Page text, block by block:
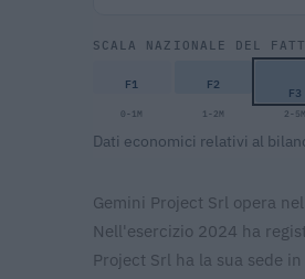
SCALA NAZIONALE DEL
F1 F2 F3
0-1M 1-2M 2-5M
Dati economici relativi al
Gemini Project Srl opera
Nell'esercizio 2024 ha
Project Srl ha la sua sede